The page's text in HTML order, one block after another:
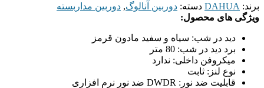
برند: DAHUA دسته: دوربین آنالوگ, دوربین مداربسته
ویژگی های محصول:
دید در شب: سیاه و سفید مادون قرمز
برد دید در شب: 80 متر
میکروفن داخلی: ندارد
نوع لنز: ثابت
قابلیت ضد نور: DWDR ضد نور نرم افزاری